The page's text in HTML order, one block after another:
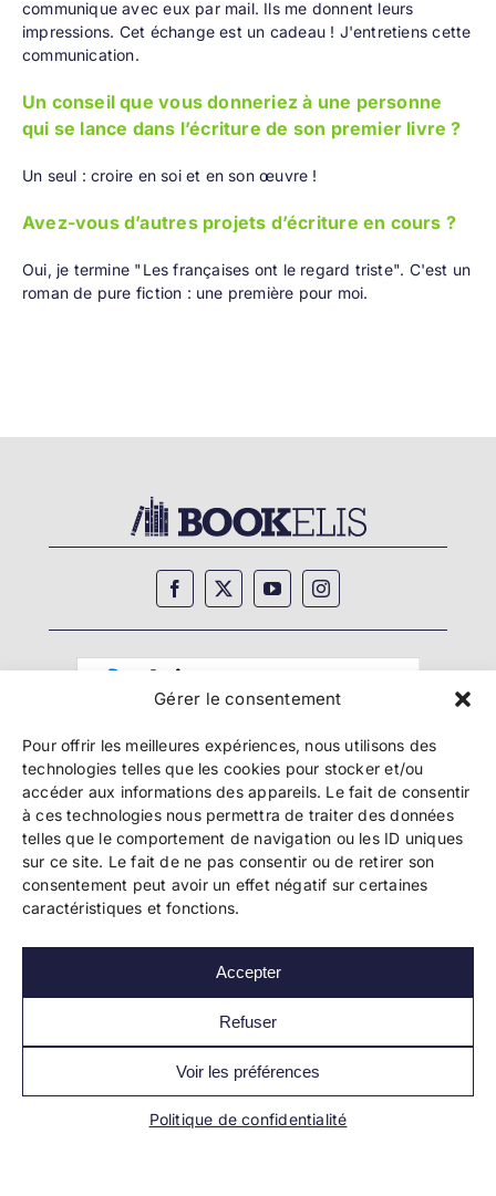
Gérer le consentement
Pour offrir les meilleures expériences, nous utilisons des
technologies telles que les cookies pour stocker et/ou
accéder aux informations des appareils. Le fait de consentir
à ces technologies nous permettra de traiter des données
telles que le comportement de navigation ou les ID uniques
sur ce site. Le fait de ne pas consentir ou de retirer son
consentement peut avoir un effet négatif sur certaines
caractéristiques et fonctions.
Accepter
Refuser
Voir les préférences
Politique de confidentialité
communique avec eux par mail. Ils me donnent leurs
impressions. Cet échange est un cadeau ! J'entretiens cette
communication.
Un conseil que vous donneriez à une personne
qui se lance dans l’écriture de son premier livre ?
Un seul : croire en soi et en son œuvre !
Avez-vous d’autres projets d’écriture en cours ?
Oui, je termine "Les françaises ont le regard triste". C'est un
roman de pure fiction : une première pour moi.
Copyright 2024 Bookelis –CGU–CGS–CGPPA–
Mentions légales–Politique de confidentialité–
Paiement et sécurité
Les liens essentiels